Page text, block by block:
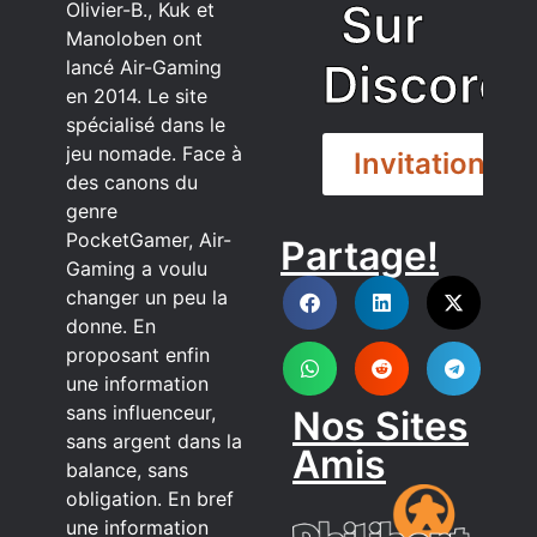
Olivier-B., Kuk et
Manoloben ont
lancé Air-Gaming
en 2014. Le site
spécialisé dans le
jeu nomade. Face à
des canons du
genre
PocketGamer, Air-
Gaming a voulu
changer un peu la
donne. En
proposant enfin
une information
sans influenceur,
sans argent dans la
balance, sans
obligation. En bref
une information
Sur
Discord
Invitation
DISCORD
Partage!
Nos Sites
Amis